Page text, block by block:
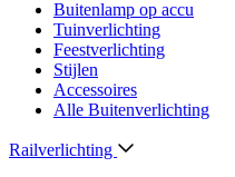
Buitenlamp op accu
Tuinverlichting
Feestverlichting
Stijlen
Accessoires
Alle Buitenverlichting
Railverlichting